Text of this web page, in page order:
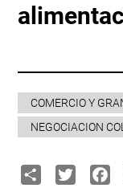
COMERCIO Y
NEGOCIACION
Share